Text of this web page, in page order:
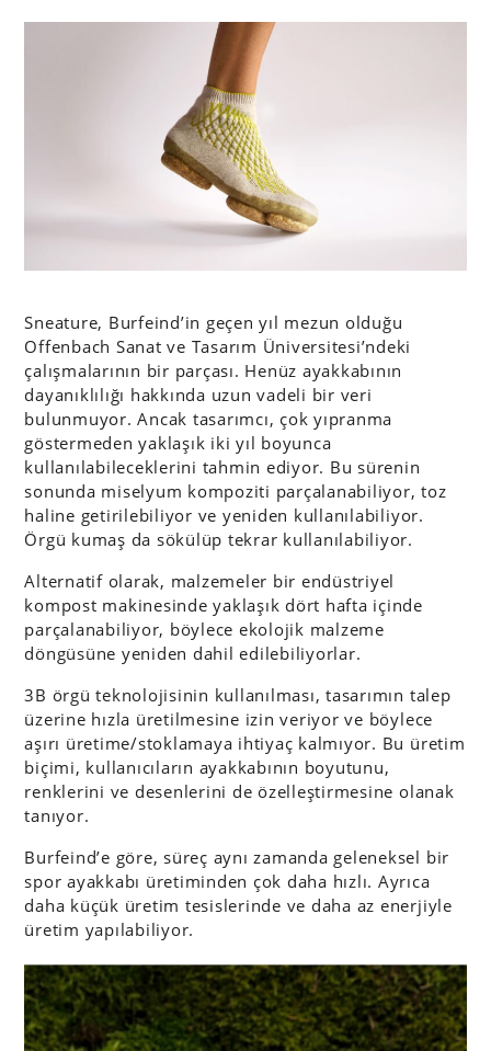
Sneature, Burfeind’in geçen yıl mezun olduğu
Offenbach Sanat ve Tasarım Üniversitesi’ndeki
çalışmalarının bir parçası. Henüz ayakkabının
dayanıklılığı hakkında uzun vadeli bir veri
bulunmuyor. Ancak tasarımcı, çok yıpranma
göstermeden yaklaşık iki yıl boyunca
kullanılabileceklerini tahmin ediyor. Bu sürenin
sonunda miselyum kompoziti parçalanabiliyor, toz
haline getirilebiliyor ve yeniden kullanılabiliyor.
Örgü kumaş da sökülüp tekrar kullanılabiliyor.
Alternatif olarak, malzemeler bir endüstriyel
kompost makinesinde yaklaşık dört hafta içinde
parçalanabiliyor, böylece ekolojik malzeme
döngüsüne yeniden dahil edilebiliyorlar.
3B örgü teknolojisinin kullanılması, tasarımın talep
üzerine hızla üretilmesine izin veriyor ve böylece
aşırı üretime/stoklamaya ihtiyaç kalmıyor. Bu üretim
biçimi, kullanıcıların ayakkabının boyutunu,
renklerini ve desenlerini de özelleştirmesine olanak
tanıyor.
Burfeind’e göre, süreç aynı zamanda geleneksel bir
spor ayakkabı üretiminden çok daha hızlı. Ayrıca
daha küçük üretim tesislerinde ve daha az enerjiyle
üretim yapılabiliyor.